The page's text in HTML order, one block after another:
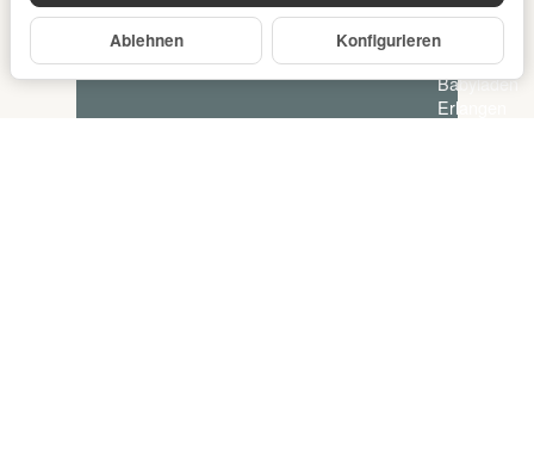
Ablehnen Konfigurieren